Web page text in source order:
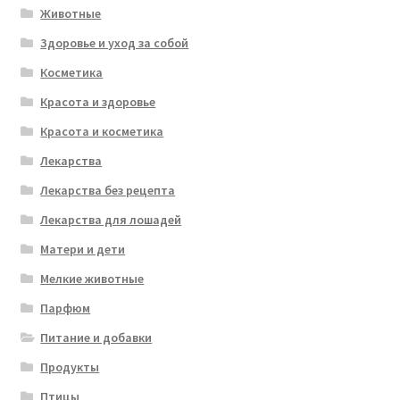
Животные
Здоровье и уход за собой
Косметика
Красота и здоровье
Красота и косметика
Лекарства
Лекарства без рецепта
Лекарства для лошадей
Матери и дети
Мелкие животные
Парфюм
Питание и добавки
Продукты
Птицы